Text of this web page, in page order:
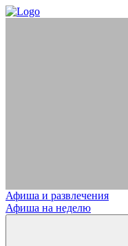
Афиша и развлечения
Афиша на неделю